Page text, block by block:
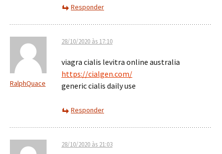
Responder
RalphQuace
28/10/2020 às 17:10
viagra cialis levitra online australia
https://cialgen.com/
generic cialis daily use
Responder
28/10/2020 às 21:03